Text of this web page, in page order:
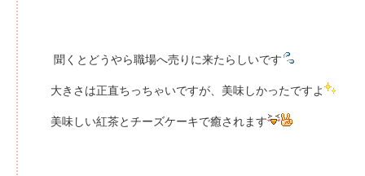
聞くとどうやら職場へ売りに来たらしいです
大きさは正直ちっちゃいですが、美味しかったですよ
美味しい紅茶とチーズケーキで癒されます